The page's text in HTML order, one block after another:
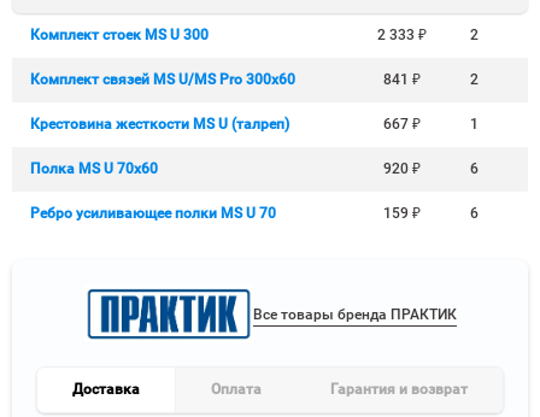
Комплект стоек MS U 300 2 333 ₽ 2
Комплект связей MS U/MS Pro 300x60 841 ₽ 2
Крестовина жесткости MS U (талреп) 667 ₽ 1
Полка MS U 70х60 920 ₽ 6
Ребро усиливающее полки MS U 70 159 ₽ 6
Все товары бренда ПРАКТИК
Доставка Оплата Гарантия и возврат